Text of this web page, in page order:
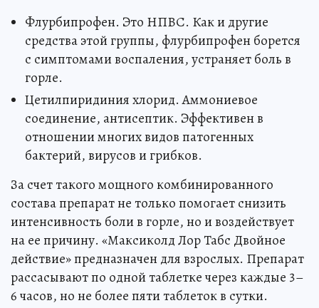
Флурбипрофен. Это НПВС. Как и другие
средства этой группы, флурбипрофен борется
с симптомами воспаления, устраняет боль в
горле.
Цетилпиридиния хлорид. Аммониевое
соединение, антисептик. Эффективен в
отношении многих видов патогенных
бактерий, вирусов и грибков.
За счет такого мощного комбинированного
состава препарат не только помогает снизить
интенсивность боли в горле, но и воздействует
на ее причину. «Максиколд Лор Табс Двойное
действие» предназначен для взрослых. Препарат
рассасывают по одной таблетке через каждые 3–
6 часов, но не более пяти таблеток в сутки.